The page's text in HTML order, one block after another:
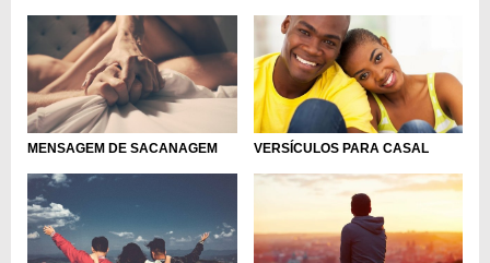
MENSAGEM DE SACANAGEM VERSÍCULOS PARA CASAL